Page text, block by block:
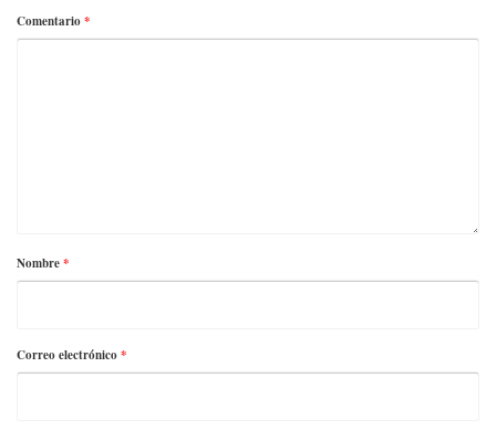
Comentario*
Nombre*
Correo electrónico*